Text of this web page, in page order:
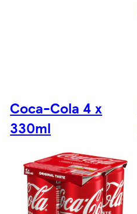
Coca-Cola 4 x
330ml